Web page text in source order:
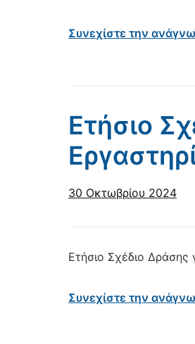
Συνεχίστε την
Ετήσιο
30 Οκτωβρίου 2024
Ετήσιο Σχέδιο
Συνεχίστε την